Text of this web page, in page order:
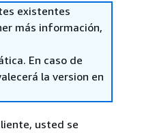
existentes
más información,
En caso de
la version en
usted se